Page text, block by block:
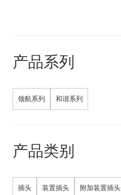
产品系列
领航系列 和谐系列
产品类别
插头 装置插头 附加装置插头